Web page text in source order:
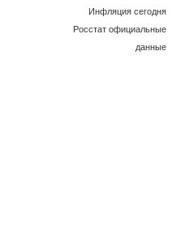
Инфляция сегодня
Росстат официальные
данные